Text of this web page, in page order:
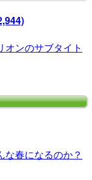
ンのサブタイト
な春になるのか？